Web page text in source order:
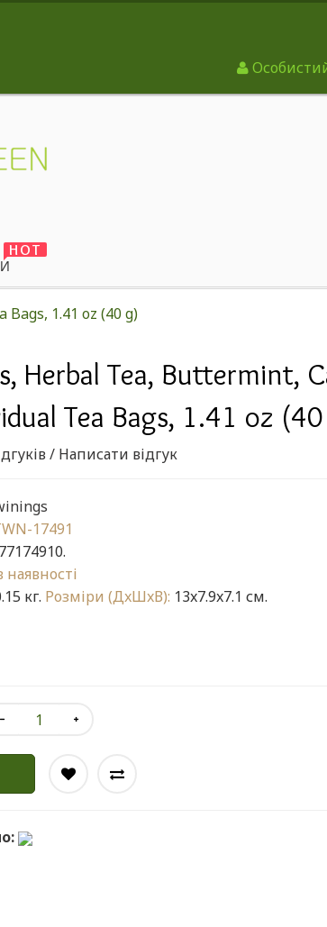
HOT
1.41 oz (40 g)
Herbal Tea, Buttermint,
Tea Bags, 1.41 oz
/ Написати відгук
17491
наявності
кг. Розміри (ДxШxВ): 13x7.9x7.1 см.